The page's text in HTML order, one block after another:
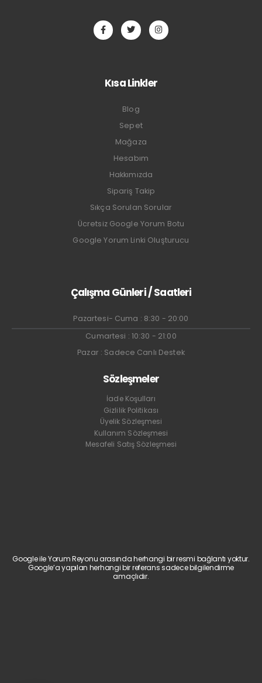
Kısa Linkler
Blog
Sepet
Mağaza
Hesabım
Hakkımızda
Sipariş Takip
Sıkça Sorulan Sorular
Ücretsiz Google Yorum Botu
Google Yorum Linki Oluşturucu
Çalışma Günleri / Saatleri
Pazartesi- Cuma : 8:30 - 20:00
Cumartesi : 10:30 - 21:00
Pazar : Sadece Canlı Destek
Sözleşmeler
İade Koşulları
Gizlilik Politikası
Üyelik Sözleşmesi
Kullanım Sözleşmesi
Mesafeli Satış Sözleşmesi
Google ile Yorum Reyonu arasında herhangi bir resmi bağlantı yoktur.
Google’a yapılan herhangi bir referans sadece bilgilendirme
amaçlıdır.